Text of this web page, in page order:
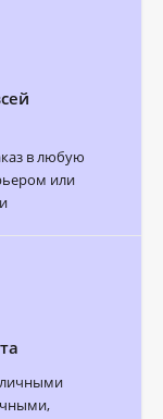
в любую
или